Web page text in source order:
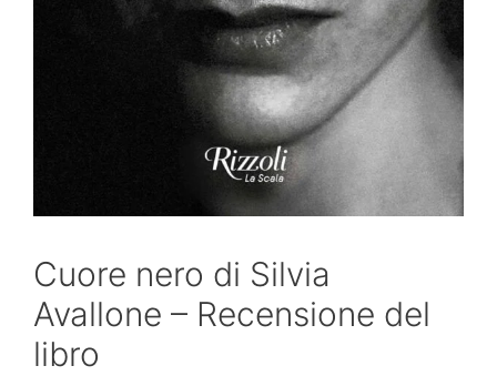
Cuore nero di Silvia
Avallone – Recensione del
libro